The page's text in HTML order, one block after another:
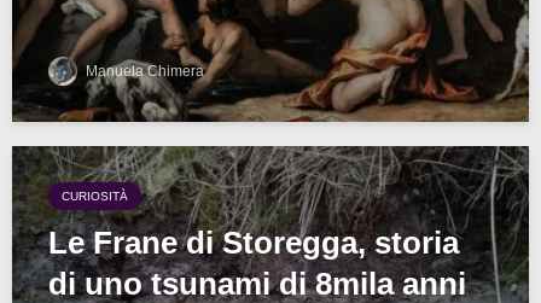
Manuela Chimera
CURIOSITÀ
Le Frane di Storegga, storia
di uno tsunami di 8mila anni